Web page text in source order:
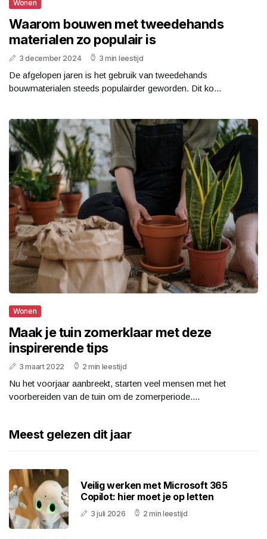
Wonen
Waarom bouwen met tweedehands
materialen zo populair is
3 december 2024 3 min leestijd
De afgelopen jaren is het gebruik van tweedehands
bouwmaterialen steeds populairder geworden. Dit ko...
Wonen
Maak je tuin zomerklaar met deze
inspirerende tips
3 maart 2022 2 min leestijd
Nu het voorjaar aanbreekt, starten veel mensen met het
voorbereiden van de tuin om de zomerperiode....
Meest gelezen dit jaar
Veilig werken met Microsoft 365
Copilot: hier moet je op letten
3 juli 2026 2 min leestijd